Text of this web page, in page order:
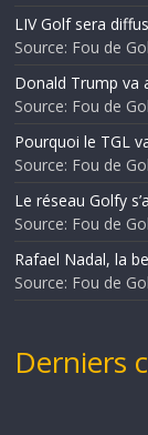
LIV Golf sera
Source: Fou de
Donald Trump va
Source: Fou de
Pourquoi le TGL
Source: Fou de
Le réseau Golfy
Source: Fou de
Rafael Nadal, la
Source: Fou de
Derniers